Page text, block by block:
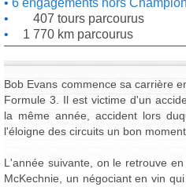
6 engagements hors
407 tours parcourus
1 770 km parcourus
Bob Evans commence sa carrière
Formule 3. Il est victime d'un
la même année, accident lors
l'éloigne des circuits un bon moment.
L'année suivante, on le retrouve
McKechnie, un négociant en vin